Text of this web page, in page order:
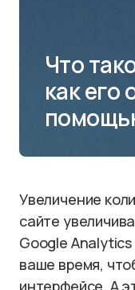
Что
как его
Увеличение
сайте
Google
ваше время,
интерфейсе. А